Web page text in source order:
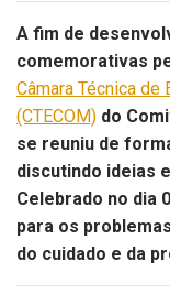
A fim de
comemorativas
Câmara Técnica de
(CTECOM) do
se reuniu de
discutindo ideias
Celebrado no dia
para os
do cuidado e da